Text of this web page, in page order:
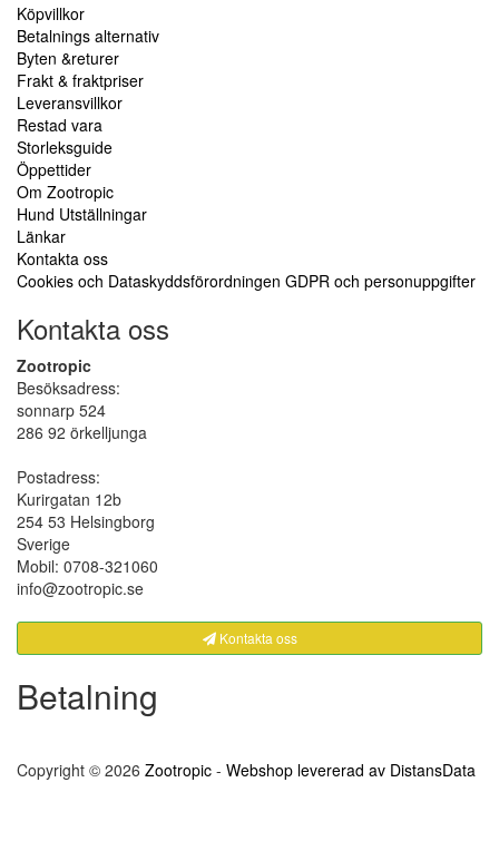
Köpvillkor
Betalnings alternativ
Byten &returer
Frakt & fraktpriser
Leveransvillkor
Restad vara
Storleksguide
Öppettider
Om Zootropic
Hund Utställningar
Länkar
Kontakta oss
Cookies och Dataskyddsförordningen GDPR och personuppgifter
Kontakta oss
Zootropic
Besöksadress:
sonnarp 524
286 92 örkelljunga
Postadress:
Kurirgatan 12b
254 53 Helsingborg
Sverige
Mobil: 0708-321060
info@zootropic.se
Kontakta oss
Betalning
Copyright © 2026 Zootropic - Webshop levererad av DistansData